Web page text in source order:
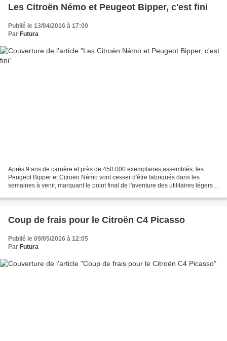
Les Citroën Némo et Peugeot Bipper, c'est fini
Publié le 13/04/2016 à 17:00
Par Futura
Après 9 ans de carrière et près de 450 000 exemplaires assemblés, les
Peugeot Bipper et Citroën Némo vont cesser d'être fabriqués dans les
semaines à venir, marquant le point final de l'aventure des utilitaires légers
Coup de frais pour le Citroën C4 Picasso
Publié le 09/05/2016 à 12:05
Par Futura